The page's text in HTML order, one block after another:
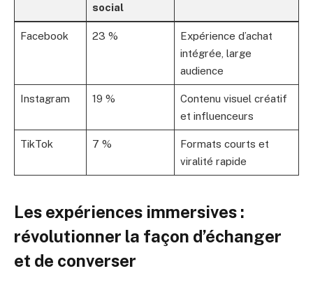
social
Facebook 23 %
Expérience d’achat
intégrée, large
audience
Instagram 19 %
Contenu visuel créatif
et influenceurs
TikTok 7 %
Formats courts et
viralité rapide
Les expériences immersives :
révolutionner la façon d’échanger
et de converser